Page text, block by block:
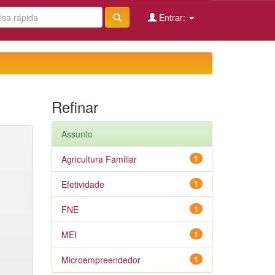
Entrar:
Refinar
Assunto
1
Agricultura Familiar
1
Efetividade
1
FNE
1
MEI
1
Microempreendedor